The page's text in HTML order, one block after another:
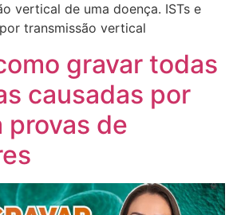
vertical de uma doença. ISTs e
transmissão vertical
gravar todas
causadas por
provas de